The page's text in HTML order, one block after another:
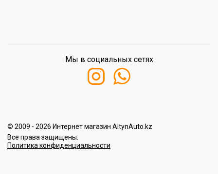
© 2009 - 2026 Интернет магазин AltynAuto.kz
Все права защищены.
Политика конфиденциальности
Мы в социальных сетях